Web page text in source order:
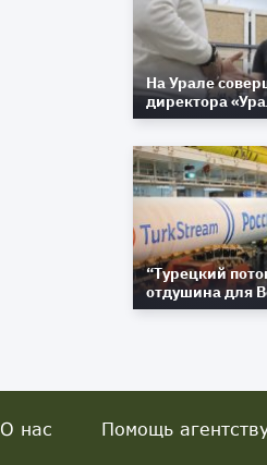
На Урале
директора
“Турецкий
отдушина для
О нас Помощь